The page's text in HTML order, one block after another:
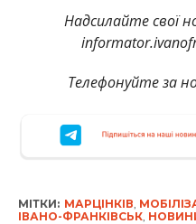
Надсилайте свої
Телефонуйте за
МІТКИ: МАРЦІНКІВ
ІВАНО-ФРАНКІВСЬК,